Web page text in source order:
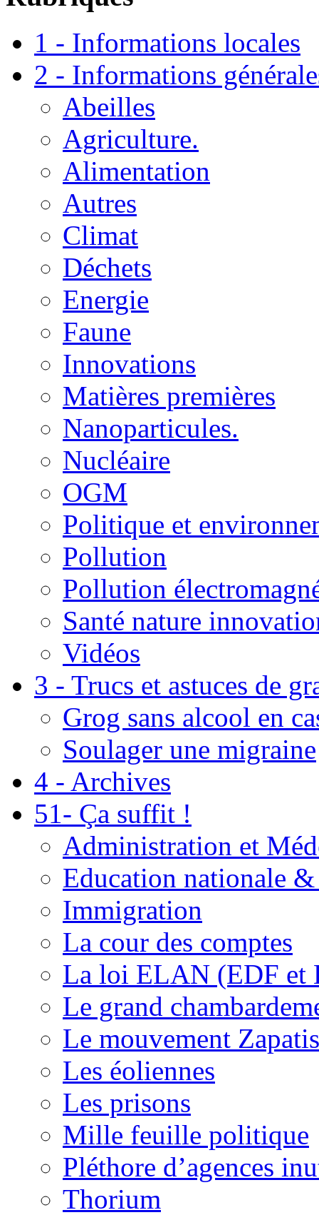
1 - Informations locales
2 - Informations
Abeilles
Agriculture.
Alimentation
Autres
Climat
Déchets
Energie
Faune
Innovations
Matières premières
Nanoparticules.
Nucléaire
OGM
Politique et
Pollution
Pollution
Santé nature
Vidéos
3 - Trucs et astuces de
Grog sans alcool en
Soulager une migraine
4 - Archives
51- Ça suffit !
Administration et
Education nationale
Immigration
La cour des comptes
La loi ELAN (EDF et
Le grand
Le mouvement
Les éoliennes
Les prisons
Mille feuille politique
Pléthore d’agences
Thorium